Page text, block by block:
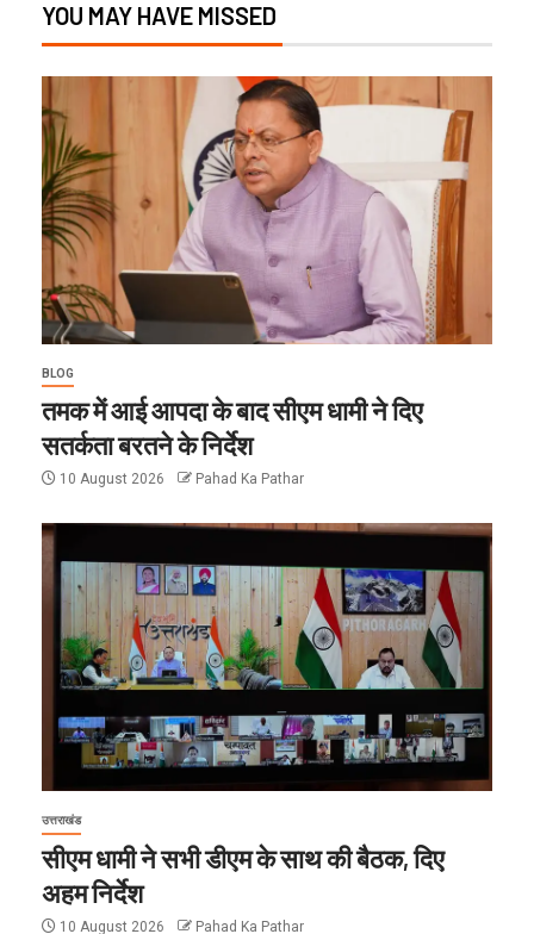
YOU MAY HAVE MISSED
BLOG
तमक में आई आपदा के बाद सीएम धामी ने दिए
सतर्कता बरतने के निर्देश
10 August 2026 Pahad Ka Pathar
उत्तराखंड
सीएम धामी ने सभी डीएम के साथ की बैठक, दिए
अहम निर्देश
10 August 2026 Pahad Ka Pathar